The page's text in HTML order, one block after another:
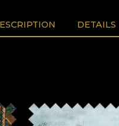
DETAILS